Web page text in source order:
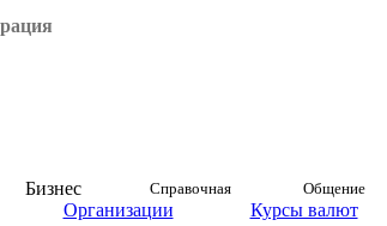
Бизнес Справочная Общение
Организации Курсы валют